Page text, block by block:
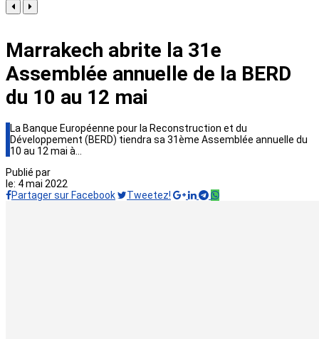
Marrakech abrite la 31e
Assemblée annuelle de la BERD
du 10 au 12 mai
La Banque Européenne pour la Reconstruction et du
Développement (BERD) tiendra sa 31ème Assemblée annuelle du
10 au 12 mai à…
Publié par
le: 4 mai 2022
Partager sur Facebook
Tweetez!